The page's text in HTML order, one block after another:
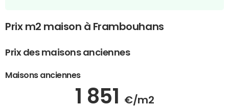
Prix m2 maison à Frambouhans
Prix des maisons anciennes
Maisons anciennes
1 851 €/m2